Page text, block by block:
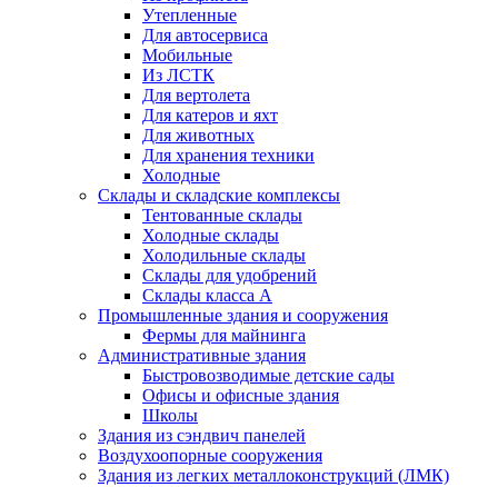
Утепленные
Для автосервиса
Мобильные
Из ЛСТК
Для вертолета
Для катеров и яхт
Для животных
Для хранения техники
Холодные
Склады и складские комплексы
Тентованные склады
Холодные склады
Холодильные склады
Склады для удобрений
Склады класса А
Промышленные здания и сооружения
Фермы для майнинга
Административные здания
Быстровозводимые детские сады
Офисы и офисные здания
Школы
Здания из сэндвич панелей
Воздухоопорные сооружения
Здания из легких металлоконструкций (ЛМК)